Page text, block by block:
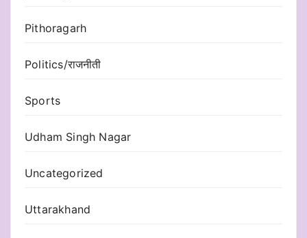
Pithoragarh
Politics/राजनीती
Sports
Udham Singh Nagar
Uncategorized
Uttarakhand